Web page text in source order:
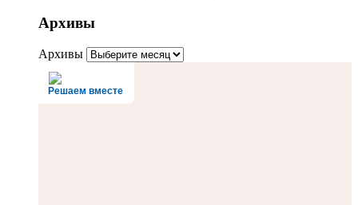
Архивы
Архивы
Решаем вместе